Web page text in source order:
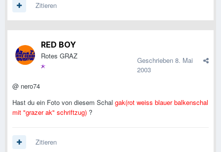
Zitieren
RED BOY
Rotes GRAZ Geschrieben 8. Mai
2003
@ nero74
Hast du ein Foto von diesem Schal gak(rot weiss blauer balkenschal
mit "grazer ak" schriftzug) ?
Zitieren